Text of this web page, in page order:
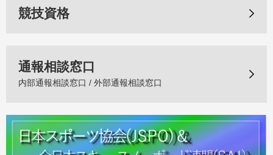
競技資格
通報相談窓口
内部通報相談窓口 / 外部通報相談窓口